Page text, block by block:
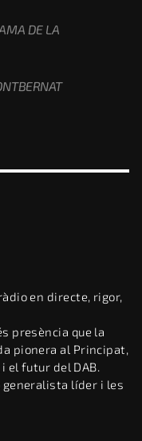
DE LA
en directe, rigor,
presència que la
pionera al Principat,
futur del DAB.
generalista líder i les